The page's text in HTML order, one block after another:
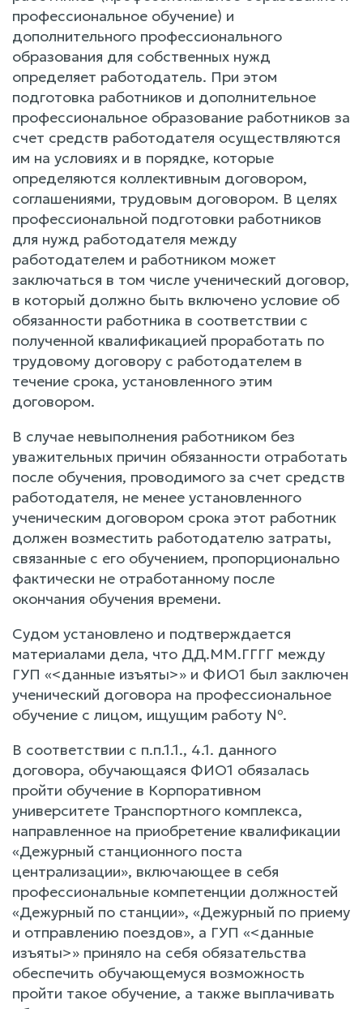
профессиональное обучение) и
дополнительного профессионального
образования для собственных нужд
определяет работодатель. При этом
подготовка работников и дополнительное
профессиональное образование работников за
счет средств работодателя осуществляются
им на условиях и в порядке, которые
определяются коллективным договором,
соглашениями, трудовым договором. В целях
профессиональной подготовки работников
для нужд работодателя между
работодателем и работником может
заключаться в том числе ученический договор,
в который должно быть включено условие об
обязанности работника в соответствии с
полученной квалификацией проработать по
трудовому договору с работодателем в
течение срока, установленного этим
договором.
В случае невыполнения работником без
уважительных причин обязанности отработать
после обучения, проводимого за счет средств
работодателя, не менее установленного
ученическим договором срока этот работник
должен возместить работодателю затраты,
связанные с его обучением, пропорционально
фактически не отработанному после
окончания обучения времени.
Судом установлено и подтверждается
материалами дела, что ДД.ММ.ГГГГ между
ГУП «<данные изъяты>» и ФИО1 был заключен
ученический договора на профессиональное
обучение с лицом, ищущим работу №.
В соответствии с п.п.1.1., 4.1. данного
договора, обучающаяся ФИО1 обязалась
пройти обучение в Корпоративном
университете Транспортного комплекса,
направленное на приобретение квалификации
«Дежурный станционного поста
централизации», включающее в себя
профессиональные компетенции должностей
«Дежурный по станции», «Дежурный по приему
и отправлению поездов», а ГУП «<данные
изъяты>» приняло на себя обязательства
обеспечить обучающемуся возможность
пройти такое обучение, а также выплачивать